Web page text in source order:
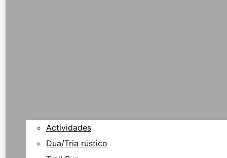
Actividades
Dua/Tria rústico